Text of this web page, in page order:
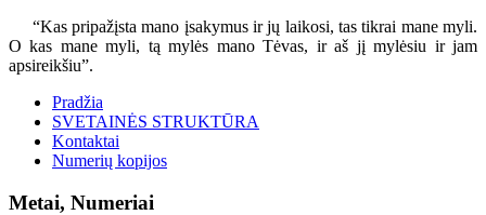
“Kas pripažįsta mano įsakymus ir jų laikosi, tas tikrai mane myli.
O kas mane myli, tą mylės mano Tėvas, ir aš jį mylėsiu ir jam
apsireikšiu”.
Pradžia
SVETAINĖS STRUKTŪRA
Kontaktai
Numerių kopijos
Metai, Numeriai